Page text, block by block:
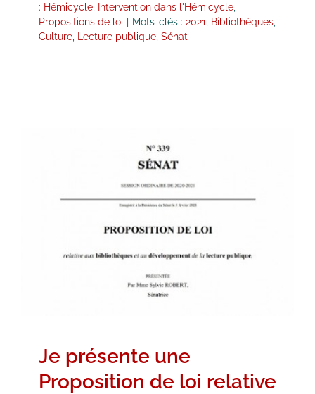
: Hémicycle Intervention dans l'Hémicycle
Propositions de loi | Mots-clés : 2021 Bibliothèques
Culture Lecture publique Sénat
Je présente une Proposition de loi
relative aux bibliothèques et au
développement de la lecture
Je présente une
Proposition de loi relative